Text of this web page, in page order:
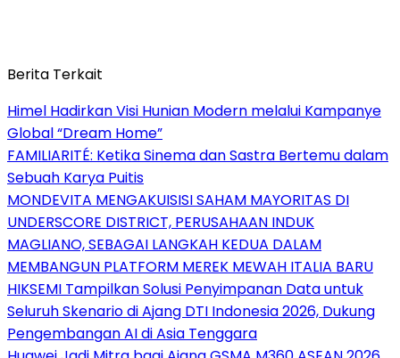
Berita Terkait
Himel Hadirkan Visi Hunian Modern melalui Kampanye
Global “Dream Home”
FAMILIARITÉ: Ketika Sinema dan Sastra Bertemu dalam
Sebuah Karya Puitis
MONDEVITA MENGAKUISISI SAHAM MAYORITAS DI
UNDERSCORE DISTRICT, PERUSAHAAN INDUK
MAGLIANO, SEBAGAI LANGKAH KEDUA DALAM
MEMBANGUN PLATFORM MEREK MEWAH ITALIA BARU
HIKSEMI Tampilkan Solusi Penyimpanan Data untuk
Seluruh Skenario di Ajang DTI Indonesia 2026, Dukung
Pengembangan AI di Asia Tenggara